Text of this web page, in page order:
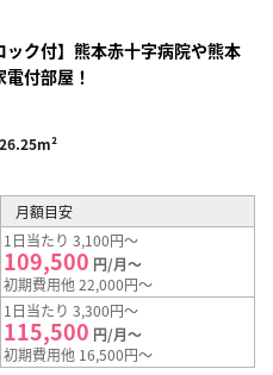
ック付】熊本赤十字病院や熊本
付部屋！
26.25m²
月額目安
1日当たり 3,100円～
109,500 円/月～
初期費用他 22,000円～
1日当たり 3,300円～
115,500 円/月～
初期費用他 16,500円～